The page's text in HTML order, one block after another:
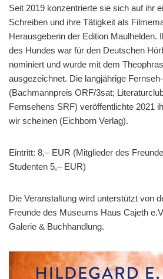
Seit 2019 konzentrierte sie sich auf ihr
Schreiben und ihre Tätigkeit als
Herausgeberin der Edition Maulhelden.
des Hundes war für den Deutschen
nominiert und wurde mit dem
ausgezeichnet. Die langjährige
(Bachmannpreis ORF/3sat;
Fernsehens SRF) veröffentlichte 2021
wir scheinen (Eichborn Verlag).
Eintritt: 8,– EUR (Mitglieder des
Studenten 5,– EUR)
Die Veranstaltung wird unterstützt von
Freunde des Museums Haus Cajeth
Galerie & Buchhandlung.